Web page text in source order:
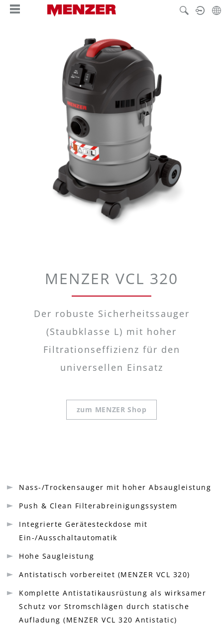
MENZER VCL 320
Der robuste Sicherheitssauger
(Staubklasse L) mit hoher
Filtrationseffizienz für den
universellen Einsatz
zum MENZER Shop
Nass-/Trockensauger mit hoher Absaugleistung
Push & Clean Filterabreinigungssystem
Integrierte Gerätesteckdose mit
Ein-/Ausschaltautomatik
Hohe Saugleistung
Antistatisch vorbereitet (MENZER VCL 320)
Komplette Antistatikausrüstung als wirksamer
Schutz vor Stromschlägen durch statische
Aufladung (MENZER VCL 320 Antistatic)